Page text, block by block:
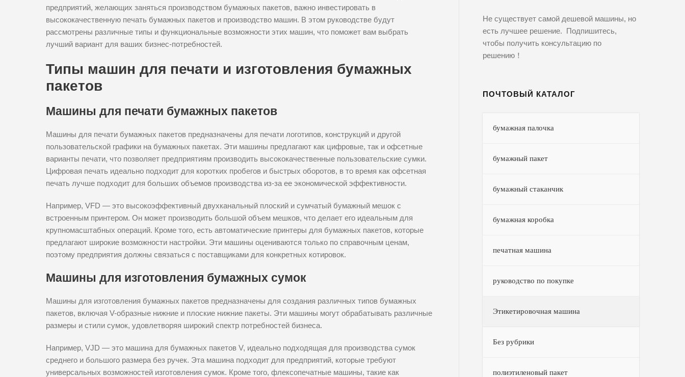
предприятий, желающих заняться производством бумажных пакетов, важно инвестировать в
высококачественную печать бумажных пакетов и производство машин. В этом руководстве будут
рассмотрены различные типы и функциональные возможности этих машин, что поможет вам выбрать
лучший вариант для ваших бизнес-потребностей.
Типы машин для печати и изготовления бумажных
пакетов
Машины для печати бумажных пакетов
Машины для печати бумажных пакетов предназначены для печати логотипов, конструкций и другой
пользовательской графики на бумажных пакетах. Эти машины предлагают как цифровые, так и офсетные
варианты печати, что позволяет предприятиям производить высококачественные пользовательские сумки.
Цифровая печать идеально подходит для коротких пробегов и быстрых оборотов, в то время как офсетная
печать лучше подходит для больших объемов производства из-за ее экономической эффективности.
Например, VFD — это высокоэффективный двухканальный плоский и сумчатый бумажный мешок с
встроенным принтером. Он может производить большой объем мешков, что делает его идеальным для
крупномасштабных операций. Кроме того, есть автоматические принтеры для бумажных пакетов, которые
предлагают широкие возможности настройки. Эти машины оцениваются только по справочным ценам,
поэтому предприятия должны связаться с поставщиками для конкретных котировок.
Машины для изготовления бумажных сумок
Машины для изготовления бумажных пакетов предназначены для создания различных типов бумажных
пакетов, включая V-образные нижние и плоские нижние пакеты. Эти машины могут обрабатывать различные
размеры и стили сумок, удовлетворяя широкий спектр потребностей бизнеса.
Например, VJD — это машина для бумажных пакетов V, идеально подходящая для производства сумок
среднего и большого размера без ручек. Эта машина подходит для предприятий, которые требуют
универсальных возможностей изготовления сумок. Кроме того, флексопечатные машины, такие как
Не существует самой дешевой машины, но
есть лучшее решение. Подпишитесь,
чтобы получить консультацию по
решению！
ПОЧТОВЫЙ КАТАЛОГ
бумажная палочка
бумажный пакет
бумажный стаканчик
бумажная коробка
печатная машина
руководство по покупке
Этикетировочная машина
Без рубрики
полиэтиленовый пакет